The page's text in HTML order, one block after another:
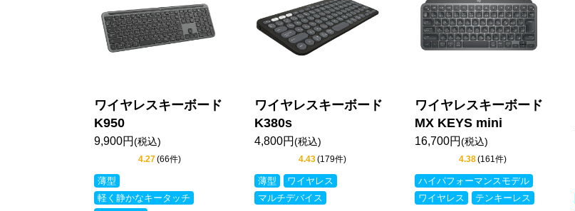
ワイヤレスキーボード
K950
9,900円(税込)
4.27(66件)
薄型
軽く静かなキータッチ
ワイヤレスキーボード
K380s
4,800円(税込)
4.43(179件)
薄型
ワイヤレス
マルチデバイス
ワイヤレスキーボード
MX KEYS mini
16,700円(税込)
4.38(161件)
ハイパフォーマンスモデル
ワイヤレス
テンキーレス